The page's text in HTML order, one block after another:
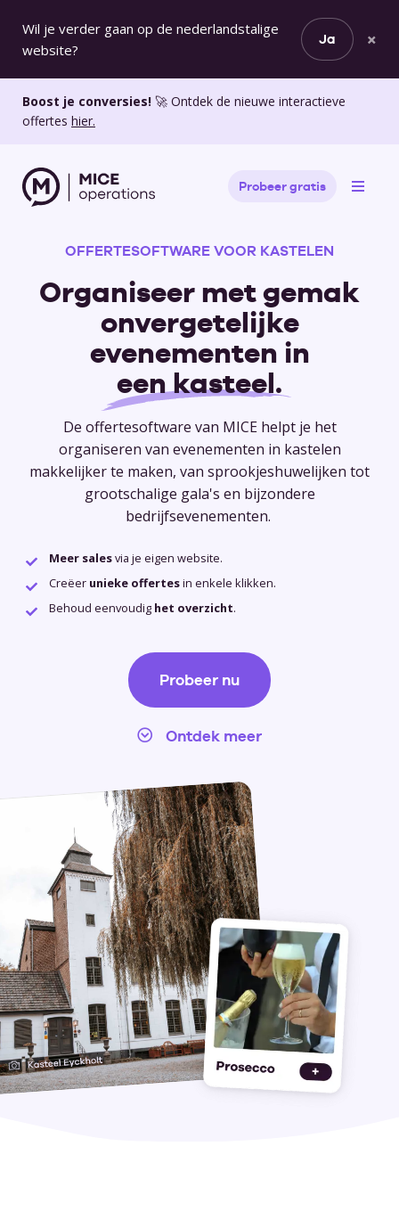
Wil je verder gaan op de nederlandstalige
website?
Ja ×
Boost je conversies! 🚀 Ontdek de nieuwe interactieve
offertes hier.
Probeer gratis
OFFERTESOFTWARE VOOR KASTELEN
Organiseer met gemak
onvergetelijke
evenementen in
een kasteel.
De offertesoftware van MICE helpt je het
organiseren van evenementen in kastelen
makkelijker te maken, van sprookjeshuwelijken tot
grootschalige gala's en bijzondere
bedrijfsevenementen.
Meer salesvia je eigen website.
Creëer unieke offertesin enkele klikken.
Behoud eenvoudig het overzicht.
Probeer nu
Ontdek meer